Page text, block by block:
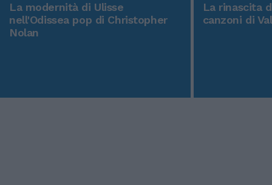
La modernità di Ulisse
nell'Odissea pop di Christopher
Nolan
La rinascita
canzoni di